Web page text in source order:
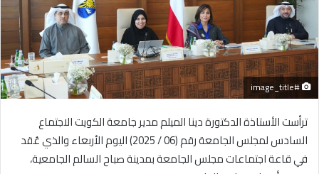
#image_title
ترأست الأستاذة الدكتورة دينا الميلم مدير جامعة الكويت الاجتماع
السادس لمجلس الجامعة رقم (06 / 2025) اليوم الأربعاء والذي عُقد
في قاعة اجتماعات مجلس الجامعة بمدينة صباح السالم الجامعية،